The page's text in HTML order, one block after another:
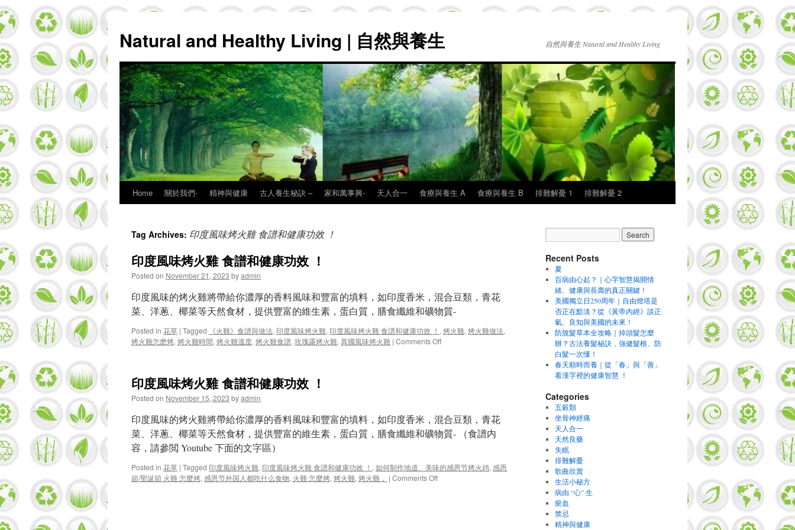
Natural and Healthy Living | 自然與養生 自然與養生 Natural and Healthy Living
Skip
content
Home 關於我們- 精神與健康 古人養生秘訣 – 家和萬事興- 天人合一 食療與養生 A 食療與養生 B 排難解憂 1 排難解憂 2
Tag Archives: 印度風味烤火雞 食譜和健康功效 ！
印度風味烤火雞 食譜和健康功效 ！
Posted on November 21, 2023 byadmin
印度風味的烤火雞將帶給你濃厚的香料風味和豐富的填料，如印度香米，混合豆類，青花
菜、洋蔥、椰菜等天然食材，提供豐富的維生素，蛋白質，膳食纖維和礦物質-
Posted in 花草 | Tagged 《火雞》食譜與做法, 印度風味烤火雞, 印度風味烤火雞 食譜和健康功效 ！ , 烤火雞, 烤火雞做法,
烤火雞怎麽烤, 烤火雞時間, 烤火雞溫度, 烤火雞食譜, 玫瑰露烤火雞, 異國風味烤火雞 | Comments Offon
雞
食
譜
康
印度風味烤火雞 食譜和健康功效 ！
Posted on November 15, 2023 byadmin
印度風味的烤火雞將帶給你濃厚的香料風味和豐富的填料，如印度香米，混合豆類，青花
菜、洋蔥、椰菜等天然食材，提供豐富的維生素，蛋白質，膳食纖維和礦物質- （食譜内
容，請參閲 Youtube 下面的文字區）
Posted in 花草 | Tagged 印度風味烤火雞, 印度風味烤火雞 食譜和健康功效 ！ , 如何制作地道、美味的感恩节烤火鸡, 感恩
節/聖誕節 火雞 怎麼烤, 感恩节外国人都吃什么食物, 火雞 怎麼烤, 烤火雞, 烤火雞， | Comments Offon
Recent Posts
夏
百病由心起？｜心字智慧揭開情
緒、健康與長壽的真正關鍵！
美國獨立日250周年｜自由燈塔是
否正在黯淡？從《黃帝內經》談正
氣、良知與美國的未來！
防脫髮草本全攻略｜掉頭髮怎麼
辦？古法養髮秘訣，強健髮根、防
白髮一次懂！
春天順時而養｜從「春」與「善」
看漢字裡的健康智慧 ！
Categories
五穀類
坐骨神經痛
天人合一
天然良藥
失眠
排難解憂
歌曲欣賞
生活小秘方
病由 “心” 生
瘀血
禁忌
精神與健康